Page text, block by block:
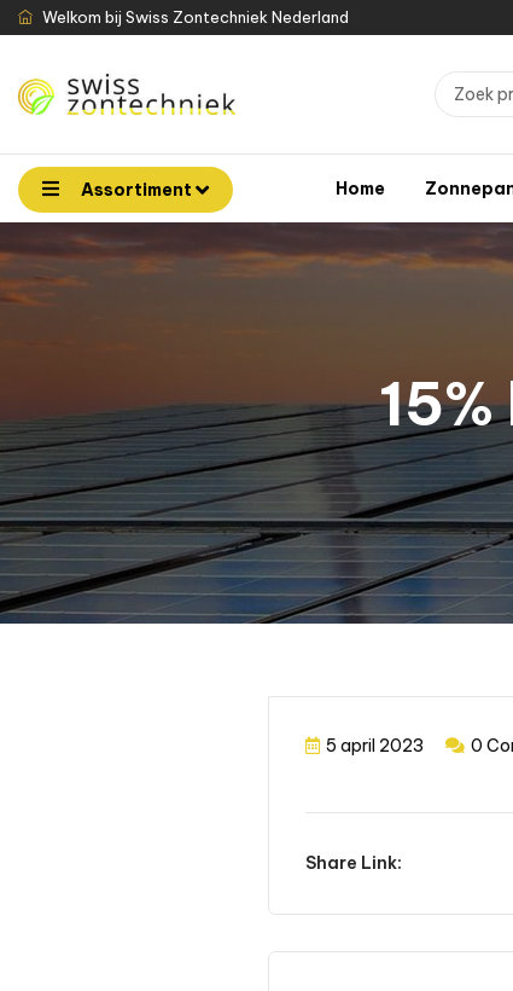
Welkom bij Swiss Zontechniek Nederland
Assortiment Home
5 april 2023 0
Share Link: